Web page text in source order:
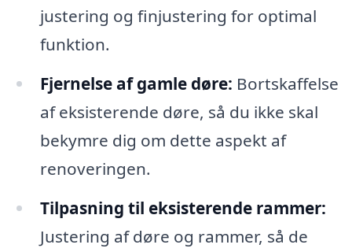
justering og finjustering for optimal
funktion.
Fjernelse af gamle døre: Bortskaffelse
af eksisterende døre, så du ikke skal
bekymre dig om dette aspekt af
renoveringen.
Tilpasning til eksisterende rammer:
Justering af døre og rammer, så de